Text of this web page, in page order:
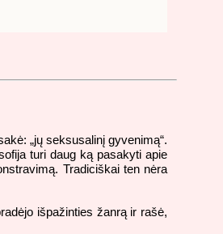
„jų seksusalinį gyvenimą“.
turi daug ką pasakyti apie
Tradiciškai ten nėra
išpažinties žanrą ir rašė,